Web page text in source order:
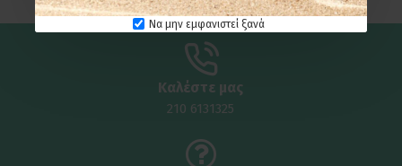
Να μην εμφανιστεί ξανά
Καλέστε μας
210 6131325